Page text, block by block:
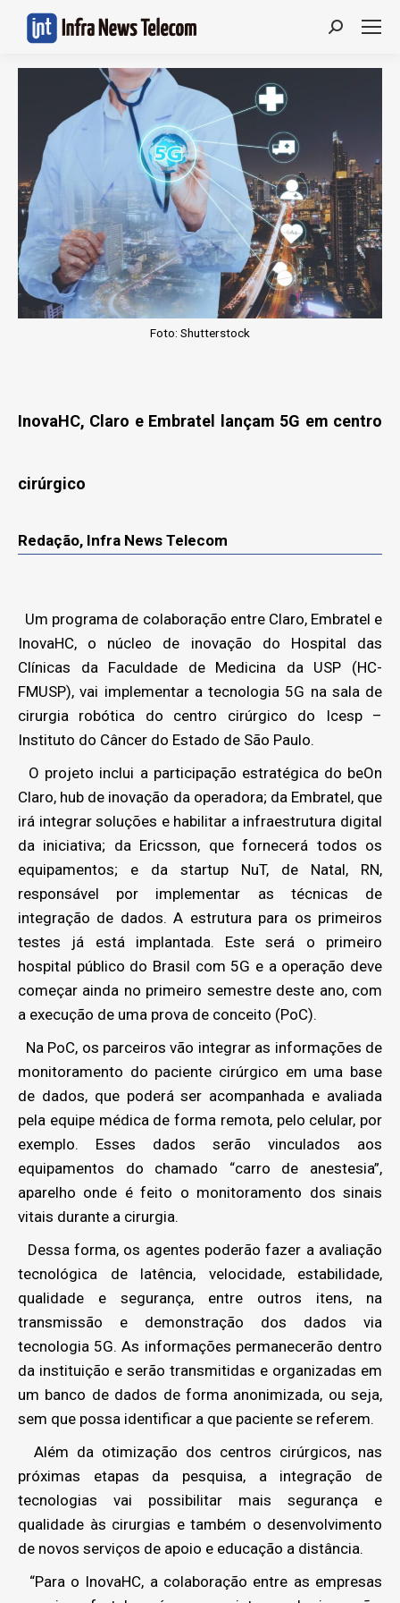
Search:
Foto: Shutterstock
InovaHC, Claro e Embratel lançam 5G em centro
cirúrgico
Redação, Infra News Telecom
Um programa de colaboração entre Claro, Embratel e
InovaHC, o núcleo de inovação do Hospital das
Clínicas da Faculdade de Medicina da USP (HC-
FMUSP), vai implementar a tecnologia 5G na sala de
cirurgia robótica do centro cirúrgico do Icesp –
Instituto do Câncer do Estado de São Paulo.
O projeto inclui a participação estratégica do beOn
Claro, hub de inovação da operadora; da Embratel, que
irá integrar soluções e habilitar a infraestrutura digital
da iniciativa; da Ericsson, que fornecerá todos os
equipamentos; e da startup NuT, de Natal, RN,
responsável por implementar as técnicas de
integração de dados. A estrutura para os primeiros
testes já está implantada. Este será o primeiro
hospital público do Brasil com 5G e a operação deve
começar ainda no primeiro semestre deste ano, com
a execução de uma prova de conceito (PoC).
Na PoC, os parceiros vão integrar as informações de
monitoramento do paciente cirúrgico em uma base
de dados, que poderá ser acompanhada e avaliada
pela equipe médica de forma remota, pelo celular, por
exemplo. Esses dados serão vinculados aos
equipamentos do chamado “carro de anestesia”,
aparelho onde é feito o monitoramento dos sinais
vitais durante a cirurgia.
Dessa forma, os agentes poderão fazer a avaliação
tecnológica de latência, velocidade, estabilidade,
qualidade e segurança, entre outros itens, na
transmissão e demonstração dos dados via
tecnologia 5G. As informações permanecerão dentro
da instituição e serão transmitidas e organizadas em
um banco de dados de forma anonimizada, ou seja,
sem que possa identificar a que paciente se referem.
Além da otimização dos centros cirúrgicos, nas
próximas etapas da pesquisa, a integração de
tecnologias vai possibilitar mais segurança e
qualidade às cirurgias e também o desenvolvimento
de novos serviços de apoio e educação a distância.
“Para o InovaHC, a colaboração entre as empresas